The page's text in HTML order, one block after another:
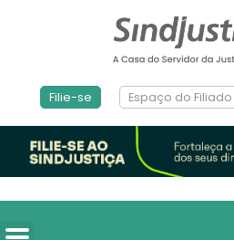
Filie-se Espaço do Filiado